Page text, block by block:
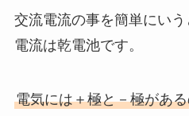
交流電流の事を簡単にい
電流は乾電池です。
電気には＋極と－極があ